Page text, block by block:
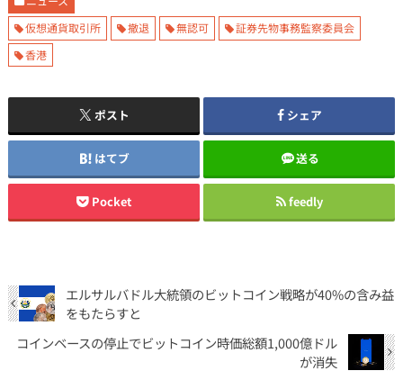
仮想通貨取引所
撤退 無認可
証券先物事務監察委員会
香港
ポスト シェア
はてブ 送る
Pocket feedly
エルサルバドル大統領のビットコイン戦略が40%の含み益
をもたらすと
コインベースの停止でビットコイン時価総額1,000億ドル
が消失